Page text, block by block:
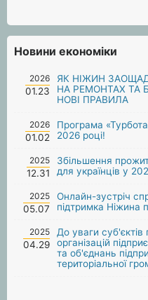
Новини економіки
2026
01.23
ЯК НІЖИН
НА РЕМОНТАХ ТА
НОВІ ПРАВИЛА
2026
01.02
Програма
2026 році!
2025
12.31
Збільшення
для українців у
2025
05.07
Онлайн-зустріч
підтримка Ніжина
2025
04.29
До уваги
організацій
та об'єднань
територіальної